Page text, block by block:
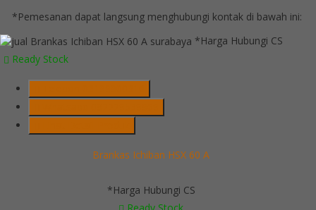
*Pemesanan dapat langsung menghubungi kontak di bawah ini:
*Harga Hubungi CS
Ready Stock
Brankas Ichiban HSX 60 A
*Harga Hubungi CS